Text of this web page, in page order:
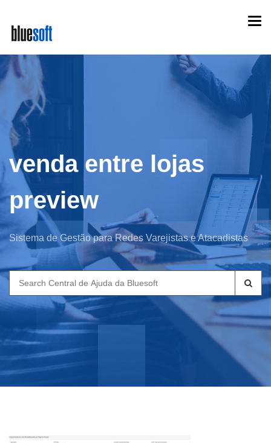
main
content
venda entre lojas
preview
Sistema de Gestão para Redes Varejistas e Atacadistas
Search
for: